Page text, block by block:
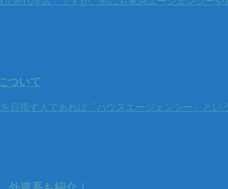
ついて
目指す人であれば「ハウスエージェンシー」と